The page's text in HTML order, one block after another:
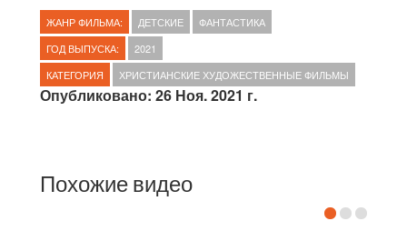
ЖАНР ФИЛЬМА: ДЕТСКИЕ
ФАНТАСТИКА
ГОД ВЫПУСКА:
2021
КАТЕГОРИЯ
ХРИСТИАНСКИЕ ХУДОЖЕСТВЕННЫЕ ФИЛЬМЫ
Опубликовано: 26 Ноя. 2021 г.
Похожие видео